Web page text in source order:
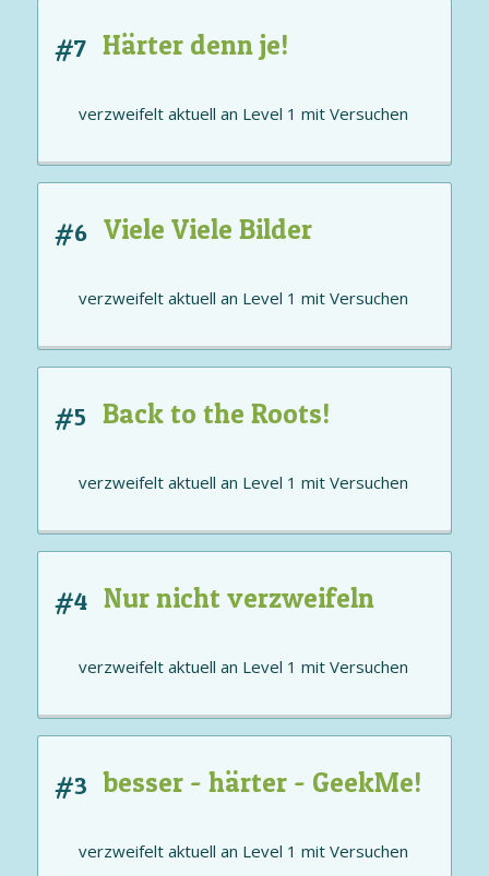
#7 Härter denn je!
verzweifelt aktuell an Level 1 mitVersuchen
#6 Viele Viele Bilder
verzweifelt aktuell an Level 1 mitVersuchen
#5 Back to the Roots!
verzweifelt aktuell an Level 1 mitVersuchen
#4 Nur nicht verzweifeln
verzweifelt aktuell an Level 1 mitVersuchen
#3 besser - härter - GeekMe!
verzweifelt aktuell an Level 1 mitVersuchen